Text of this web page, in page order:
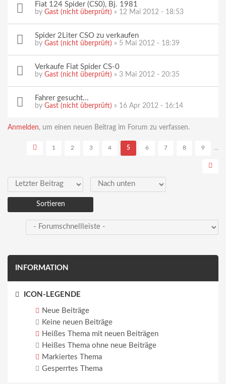
Fiat 124 Spider (CS0), Bj. 1981
by Gast (nicht überprüft) » 12 Mai 2012 - 18:53
Spider 2Liter CSO zu verkaufen
by Gast (nicht überprüft) » 5 Mai 2012 - 18:39
Verkaufe Fiat Spider CS-0
by Gast (nicht überprüft) » 3 Mai 2012 - 20:35
Fahrer gesucht...
by Gast (nicht überprüft) » 16 Apr 2012 - 16:14
Anmelden, um einen neuen Beitrag im Forum zu verfassen.
Seiten
1 2 3 4 5 6 7 8 9
Sortieren nach Sortieren
INFORMATION
ICON-LEGENDE
Neue Beiträge
Keine neuen Beiträge
Heißes Thema mit neuen Beiträgen
Heißes Thema ohne neue Beiträge
Markiertes Thema
Gesperrtes Thema